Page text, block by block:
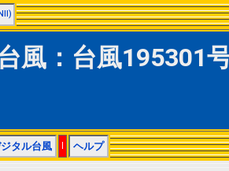
風：台風195301
タル台風 | ヘルプ